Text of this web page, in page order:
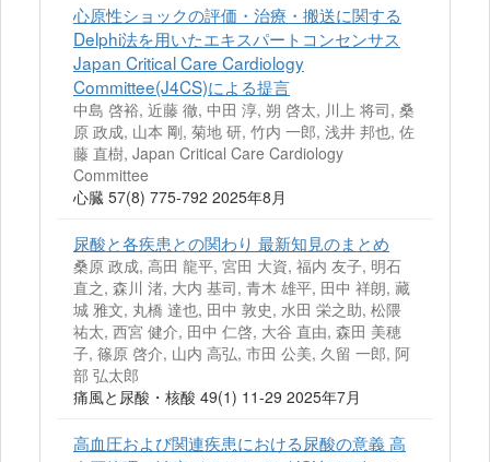
心原性ショックの評価・治療・搬送に関する
Delphi法を用いたエキスパートコンセンサス
Japan Critical Care Cardiology
Committee(J4CS)による提言
中島 啓裕, 近藤 徹, 中田 淳, 朔 啓太, 川上 将司, 桑
原 政成, 山本 剛, 菊地 研, 竹内 一郎, 浅井 邦也, 佐
藤 直樹, Japan Critical Care Cardiology
Committee
心臓 57(8) 775-792 2025年8月
尿酸と各疾患との関わり 最新知見のまとめ
桑原 政成, 高田 龍平, 宮田 大資, 福内 友子, 明石
直之, 森川 渚, 大内 基司, 青木 雄平, 田中 祥朗, 藏
城 雅文, 丸橋 達也, 田中 敦史, 水田 栄之助, 松隈
祐太, 西宮 健介, 田中 仁啓, 大谷 直由, 森田 美穂
子, 篠原 啓介, 山内 高弘, 市田 公美, 久留 一郎, 阿
部 弘太郎
痛風と尿酸・核酸 49(1) 11-29 2025年7月
高血圧および関連疾患における尿酸の意義 高